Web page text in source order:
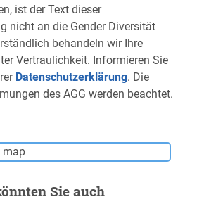
ist der Text dieser
nicht an die Gender Diversität
behandeln wir Ihre
Vertraulichkeit. Informieren Sie
Datenschutzerklärung. Die
des AGG werden beachtet.
Sie auch